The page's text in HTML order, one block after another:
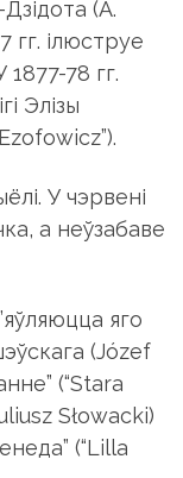
(A.
гг. ілюструе
78 гг.
Элізы
У чэрвені
а неўзабаве
яго
(Józef
(“Stara
Słowacki)
(“Lilla